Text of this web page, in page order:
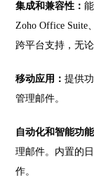
集成和兼容性：
Zoho Office Suite
跨平台支持，无
移动应用：提供
管理邮件。
自动化和智能功能
理邮件。 内置的
作。